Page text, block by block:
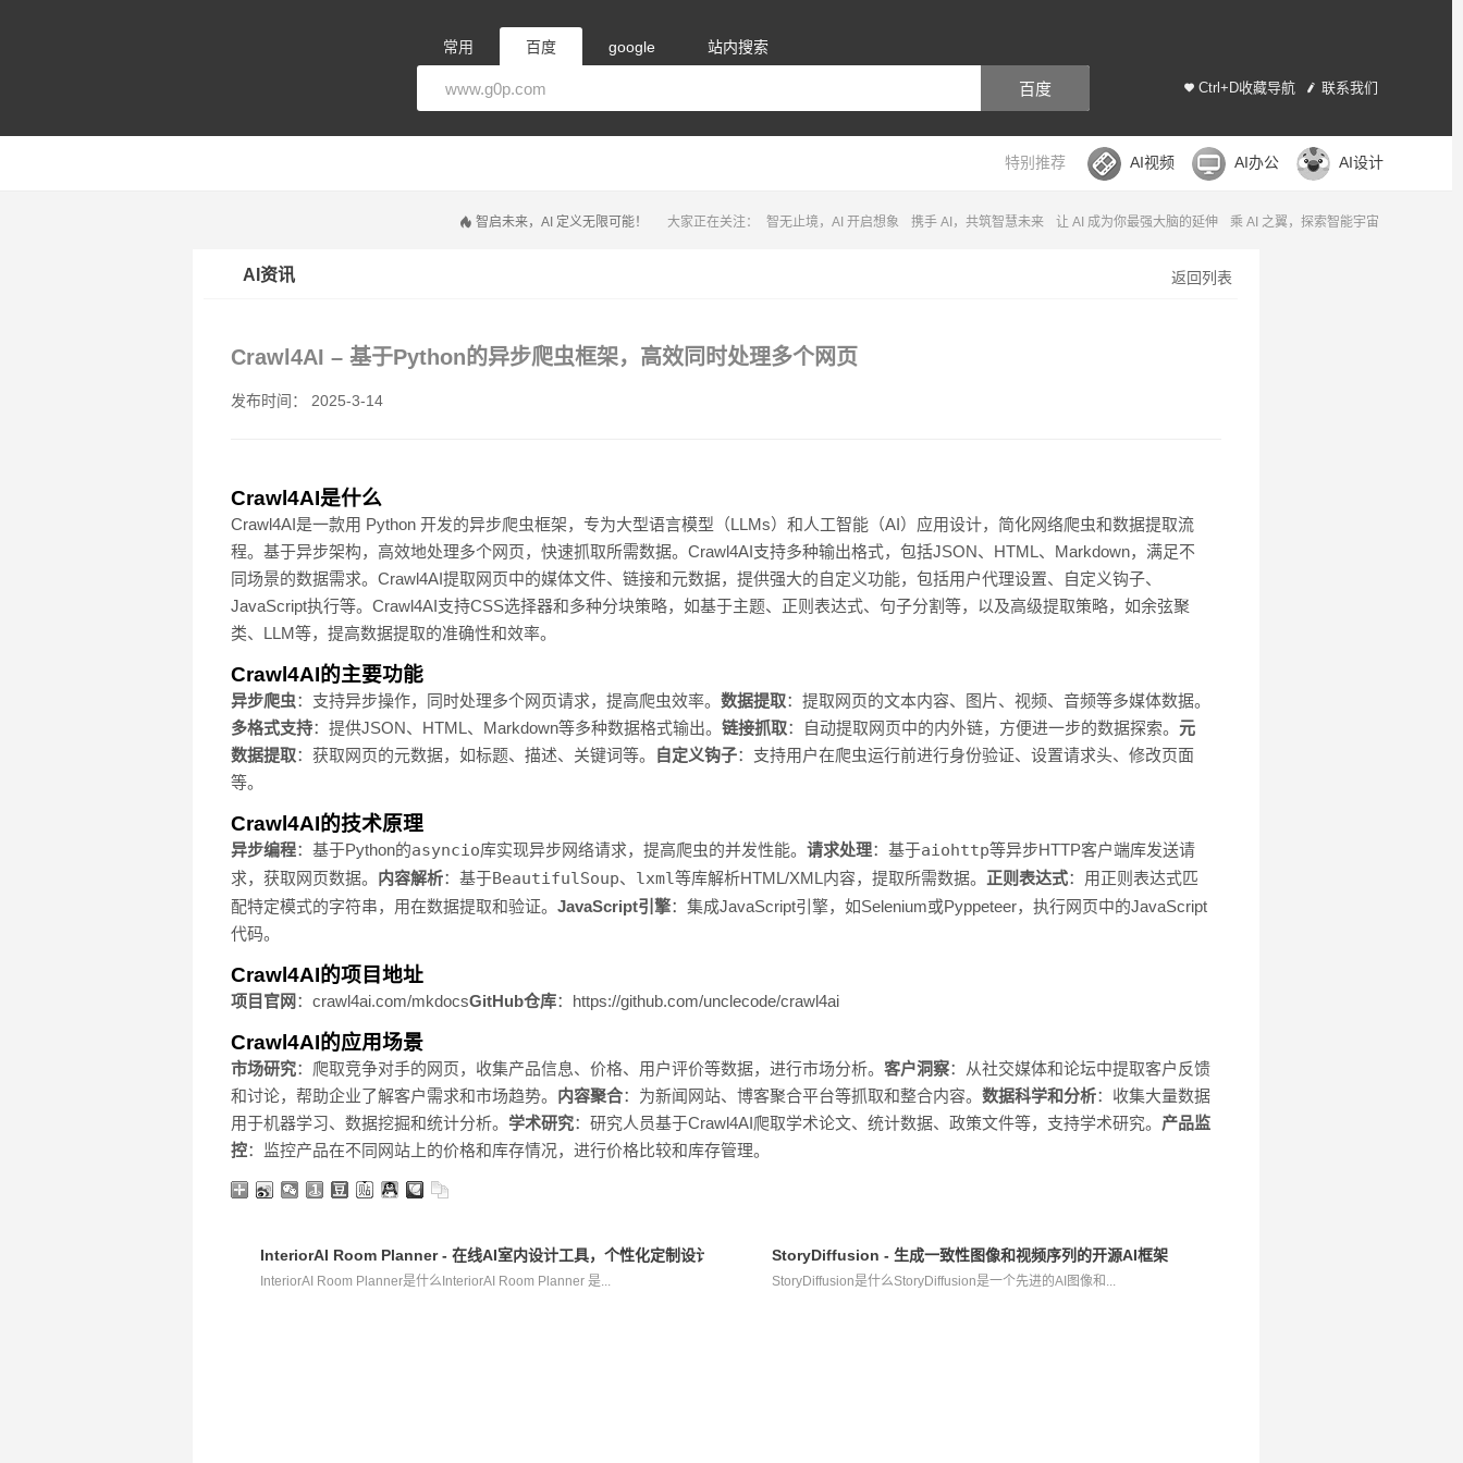
常用 百度 google 站内搜索
Ctrl+D收藏导航 联系我们
百度
特别推荐 AI视频 AI办公 AI设计
大家正在关注： 智无止境，AI 开启想象 携手 AI，共筑智慧未来 让 AI 成为你最强大脑的延伸 乘 AI 之翼，探索智能宇宙
智启未来，AI 定义无限可能！
返回列表
AI资讯
Crawl4AI – 基于Python的异步爬虫框架，高效同时处理多个网页
发布时间： 2025-3-14
Crawl4AI是什么
Crawl4AI是一款用 Python 开发的异步爬虫框架，专为大型语言模型（LLMs）和人工智能（AI）应用设计，简化网络爬虫和数据提取流
程。基于异步架构，高效地处理多个网页，快速抓取所需数据。Crawl4AI支持多种输出格式，包括JSON、HTML、Markdown，满足不
同场景的数据需求。Crawl4AI提取网页中的媒体文件、链接和元数据，提供强大的自定义功能，包括用户代理设置、自定义钩子、
JavaScript执行等。Crawl4AI支持CSS选择器和多种分块策略，如基于主题、正则表达式、句子分割等，以及高级提取策略，如余弦聚
类、LLM等，提高数据提取的准确性和效率。
Crawl4AI的主要功能
异步爬虫：支持异步操作，同时处理多个网页请求，提高爬虫效率。 数据提取：提取网页的文本内容、图片、视频、音频等多媒体数据。
多格式支持：提供JSON、HTML、Markdown等多种数据格式输出。 链接抓取：自动提取网页中的内外链，方便进一步的数据探索。 元
数据提取：获取网页的元数据，如标题、描述、关键词等。 自定义钩子：支持用户在爬虫运行前进行身份验证、设置请求头、修改页面
等。
Crawl4AI的技术原理
异步编程：基于Python的asyncio库实现异步网络请求，提高爬虫的并发性能。 请求处理：基于aiohttp等异步HTTP客户端库发送请
求，获取网页数据。 内容解析：基于BeautifulSoup、 lxml等库解析HTML/XML内容，提取所需数据。 正则表达式：用正则表达式匹
配特定模式的字符串，用在数据提取和验证。 JavaScript引擎：集成JavaScript引擎，如Selenium或Pyppeteer，执行网页中的JavaScript
代码。
Crawl4AI的项目地址
项目官网 ：crawl4ai.com/mkdocsGitHub仓库：https://github.com/unclecode/crawl4ai
Crawl4AI的应用场景
市场研究：爬取竞争对手的网页，收集产品信息、价格、用户评价等数据，进行市场分析。 客户洞察：从社交媒体和论坛中提取客户反馈
和讨论，帮助企业了解客户需求和市场趋势。 内容聚合：为新闻网站、博客聚合平台等抓取和整合内容。 数据科学和分析：收集大量数据
用于机器学习、数据挖掘和统计分析。 学术研究：研究人员基于Crawl4AI爬取学术论文、统计数据、政策文件等，支持学术研究。 产品监
控：监控产品在不同网站上的价格和库存情况，进行价格比较和库存管理。
InteriorAI Room Planner - 在线AI室内设计工具，个性化定制设计
InteriorAI Room Planner是什么InteriorAI Room Planner 是...
StoryDiffusion - 生成一致性图像和视频序列的开源AI框架
StoryDiffusion是什么StoryDiffusion是一个先进的AI图像和...